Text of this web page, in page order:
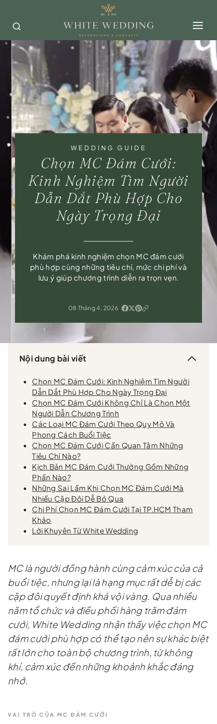
content
WEDDING GUIDE
Chọn MC Đám Cưới:
Kinh Nghiệm Tìm Người
Dẫn Dắt Phù Hợp Cho
Ngày Trọng Đại
Khám phá kinh nghiệm chọn MC đám cưới
phù hợp cùng những tiêu chí, mức chi phí và
lưu ý giúp chương trình diễn ra trọn vẹn.
08 Tháng 4, 2026 ·
Nội dung bài viết
Chọn MC Đám Cưới: Kinh Nghiệm Tìm Người
Dẫn Dắt Phù Hợp Cho Ngày Trọng Đại
Chọn MC Đám Cưới Không Chỉ Là Chọn Một
Người Dẫn Chương Trình
Các Loại MC Đám Cưới Theo Quy Mô Và
Phong Cách Buổi Tiệc
Chọn MC Đám Cưới Cần Quan Tâm Những
Tiêu Chí Nào?
Kịch Bản MC Đám Cưới Thường Gồm Những
Phần Nào?
Những Sai Lầm Khi Chọn MC Đám Cưới Mà
Nhiều Cặp Đôi Dễ Bỏ Qua
Chi Phí Chọn MC Đám Cưới Tại TP.HCM Tham
Khảo
Lời Khuyên Từ White Wedding
MC là người đồng hành cùng cảm xúc của cả
buổi tiệc, nhưng lại là hạng mục rất dễ bị các
cặp đôi quyết định khá vội vàng. Qua nhiều
năm tổ chức và điều phối hàng trăm đám
cưới, White Wedding nhận thấy việc chọn MC
đám cưới phù hợp có thể tạo nên sự khác biệt
rất lớn cho toàn bộ chương trình, từ không
khí, cảm xúc đến những khoảnh khắc đáng
nhớ.
VAI TRÒ CỦA MC ĐÁM CƯỚI